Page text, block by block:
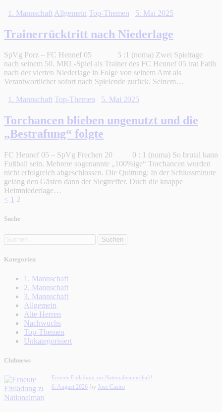
1. Mannschaft Allgemein Top-Themen 5. Mai 2025
Trainerrücktritt nach Niederlage
SpVg Porz – FC Hennef 05 5 :1 (noma) Zwei Spieltage
nach seinem 50. MRL-Spiel als Trainer des FC Hennef 05 trat Fatih
nach der vierten Niederlage in Folge von seinem Amt als
Verantwortlicher sofort nach Spielende zurück. Seinem…
1. Mannschaft Top-Themen 5. Mai 2025
Torchancen blieben ungenutzt und die
„Bestrafung“ folgte
FC Hennef 05 – SpVg Frechen 20 0 : 1 (noma) So brutal kann
Fußball sein. Mehrere sogenannte „100%ige“ Torchancen wurden
nicht erfolgreich abgeschlossen. Die Quittung: In der Schlussminute
gelang den Gästen dann der Siegtreffer. Duch die knappe
Heimniederlage…
Seitennummerierung
der
< Seite
1 Seite
2
Suche
Suchen
nach:
Kategorien
1. Mannschaft
2. Mannschaft
3. Mannschaft
Allgemein
Alte Herren
Nachwuchs
Top-Themen
Unkategorisiert
Clubnews
Erneute Einladung zur Nationalmannschaft!
6. August 2026 by Jose Castro